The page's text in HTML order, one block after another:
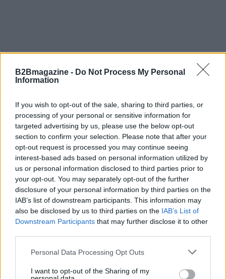
B2Bmagazine - Do Not Process My Personal
Information
If you wish to opt-out of the sale, sharing to third parties, or
processing of your personal or sensitive information for
targeted advertising by us, please use the below opt-out
section to confirm your selection. Please note that after your
opt-out request is processed you may continue seeing
interest-based ads based on personal information utilized by
us or personal information disclosed to third parties prior to
your opt-out. You may separately opt-out of the further
disclosure of your personal information by third parties on the
IAB’s list of downstream participants. This information may
also be disclosed by us to third parties on the IAB’s List of
Downstream Participants that may further disclose it to other
Please note that this website/app uses one or more Google
not limited to your visit or usage behaviour. You may click to
Personal Data Processing Opt Outs
I want to opt-out of the Sharing of my
AUTORE
AiAdhubMedia